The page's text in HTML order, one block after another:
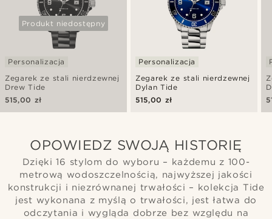
Produkt niedostępny
Zegarek ze stali nierdzewnej
Drew Tide
Personalizacja
515,00 zł
Zegarek ze stali nierdzewnej
Dylan Tide
Personalizacja
515,00 zł
OPOWIEDZ SWOJĄ HISTORIĘ
Dzięki 16 stylom do wyboru – każdemu z 100-
metrową wodoszczelnością, najwyższej jakości
konstrukcji i niezrównanej trwałości – kolekcja Tide
jest wykonana z myślą o trwałości, jest łatwa do
odczytania i wygląda dobrze bez względu na